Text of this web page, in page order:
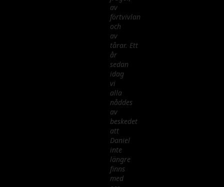
av
förtvivlan
och
av
tårar. Ett
år
sedan
idag
vi
alla
nåddes
av
beskedet
att
Daniel
inte
längre
finns
med